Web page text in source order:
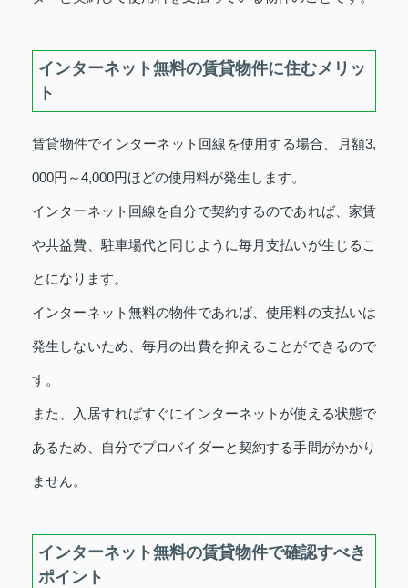
インターネット無料の賃貸物件に住むメリッ
ト
賃貸物件でインターネット回線を使用する場合、月額3,
000円～4,000円ほどの使用料が発生します。
インターネット回線を自分で契約するのであれば、家賃
や共益費、駐車場代と同じように毎月支払いが生じるこ
とになります。
インターネット無料の物件であれば、使用料の支払いは
発生しないため、毎月の出費を抑えることができるので
す。
また、入居すればすぐにインターネットが使える状態で
あるため、自分でプロバイダーと契約する手間がかかり
ません。
インターネット無料の賃貸物件で確認すべき
ポイント